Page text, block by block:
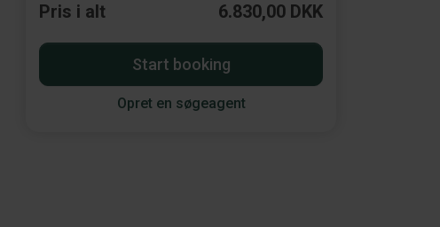
Pris i alt 6.830,00 DKK
Start booking
Opret en søgeagent